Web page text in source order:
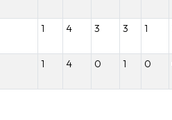
1 4 3 3 1
1 4 0 1 0